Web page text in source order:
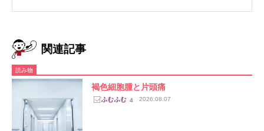
関連記事
読み物
褐色細胞腫と片頭痛
4 2026.08.07